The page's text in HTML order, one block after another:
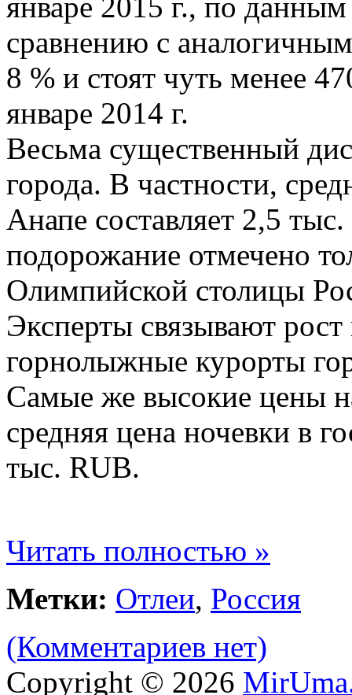
январе 2015 г., по
сравнению с
8 % и стоят чуть менее
январе 2014 г.
Весьма существенный
города. В частности,
Анапе составляет 2,5
подорожание отмечено
Олимпийской столицы
Эксперты связывают
горнолыжные курорты
Самые же высокие цены
средняя цена ночевки в
тыс. RUB.
Читать полностью »
Метки: Отлеи, Россия
(Комментариев нет)
Copyright © 2026